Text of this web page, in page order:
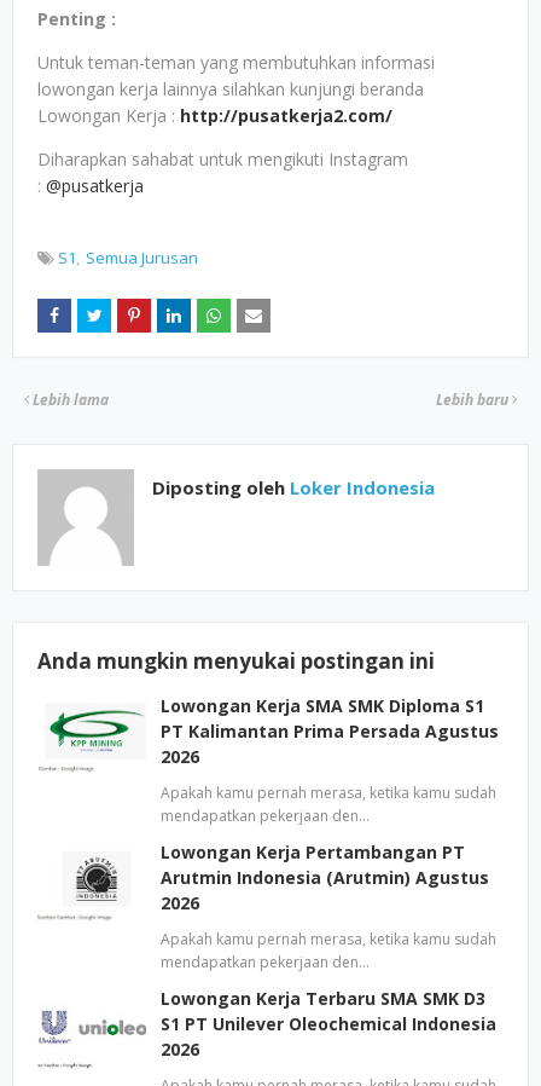
Penting :
Untuk teman-teman yang membutuhkan informasi
lowongan kerja lainnya silahkan kunjungi beranda
Lowongan Kerja : http://pusatkerja2.com/
Diharapkan sahabat untuk mengikuti Instagram
: @pusatkerja
S1 Semua Jurusan
Lebih baru
Lebih lama
Diposting oleh Loker Indonesia
Anda mungkin menyukai postingan ini
Lowongan Kerja SMA SMK Diploma S1
PT Kalimantan Prima Persada Agustus
2026
Apakah kamu pernah merasa, ketika kamu sudah
mendapatkan pekerjaan den…
Lowongan Kerja Pertambangan PT
Arutmin Indonesia (Arutmin) Agustus
2026
Apakah kamu pernah merasa, ketika kamu sudah
mendapatkan pekerjaan den…
Lowongan Kerja Terbaru SMA SMK D3
S1 PT Unilever Oleochemical Indonesia
2026